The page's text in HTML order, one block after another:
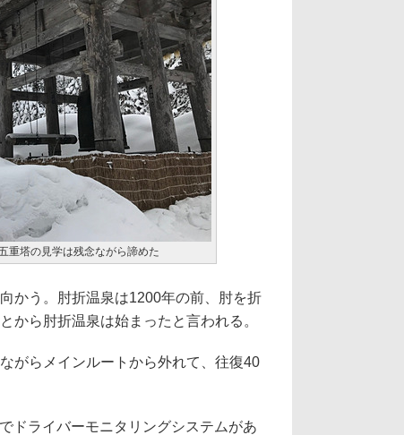
重塔の見学は残念ながら諦めた
かう。肘折温泉は1200年の前、肘を折
から肘折温泉は始まったと言われる。
がらメインルートから外れて、往復40
ドライバーモニタリングシステムがあ